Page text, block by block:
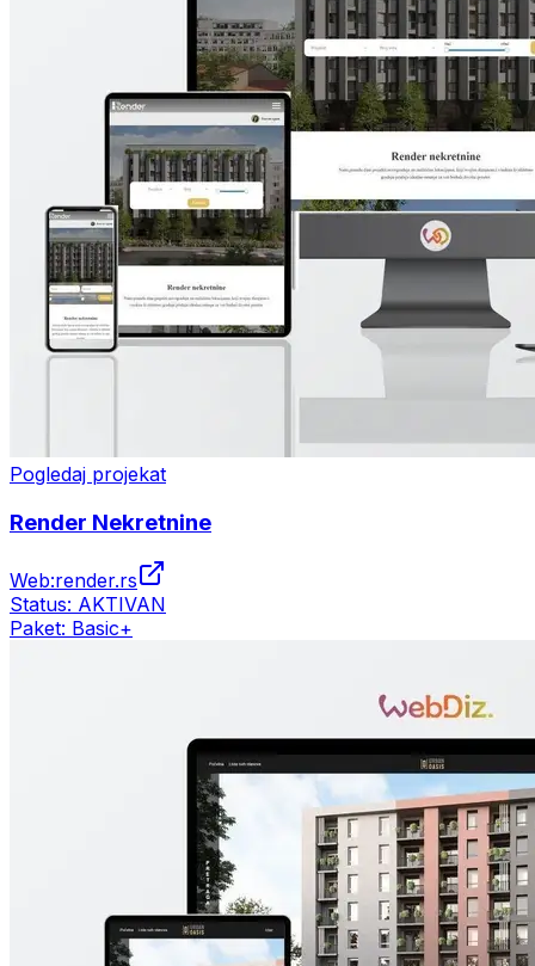
Pogledaj projekat
Render Nekretnine
Web:render.rs
Status: AKTIVAN
Paket: Basic+